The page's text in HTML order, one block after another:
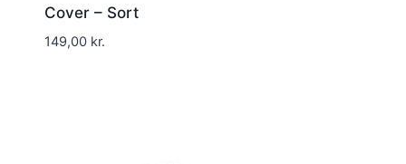
Cover – Sort
149,00 kr.